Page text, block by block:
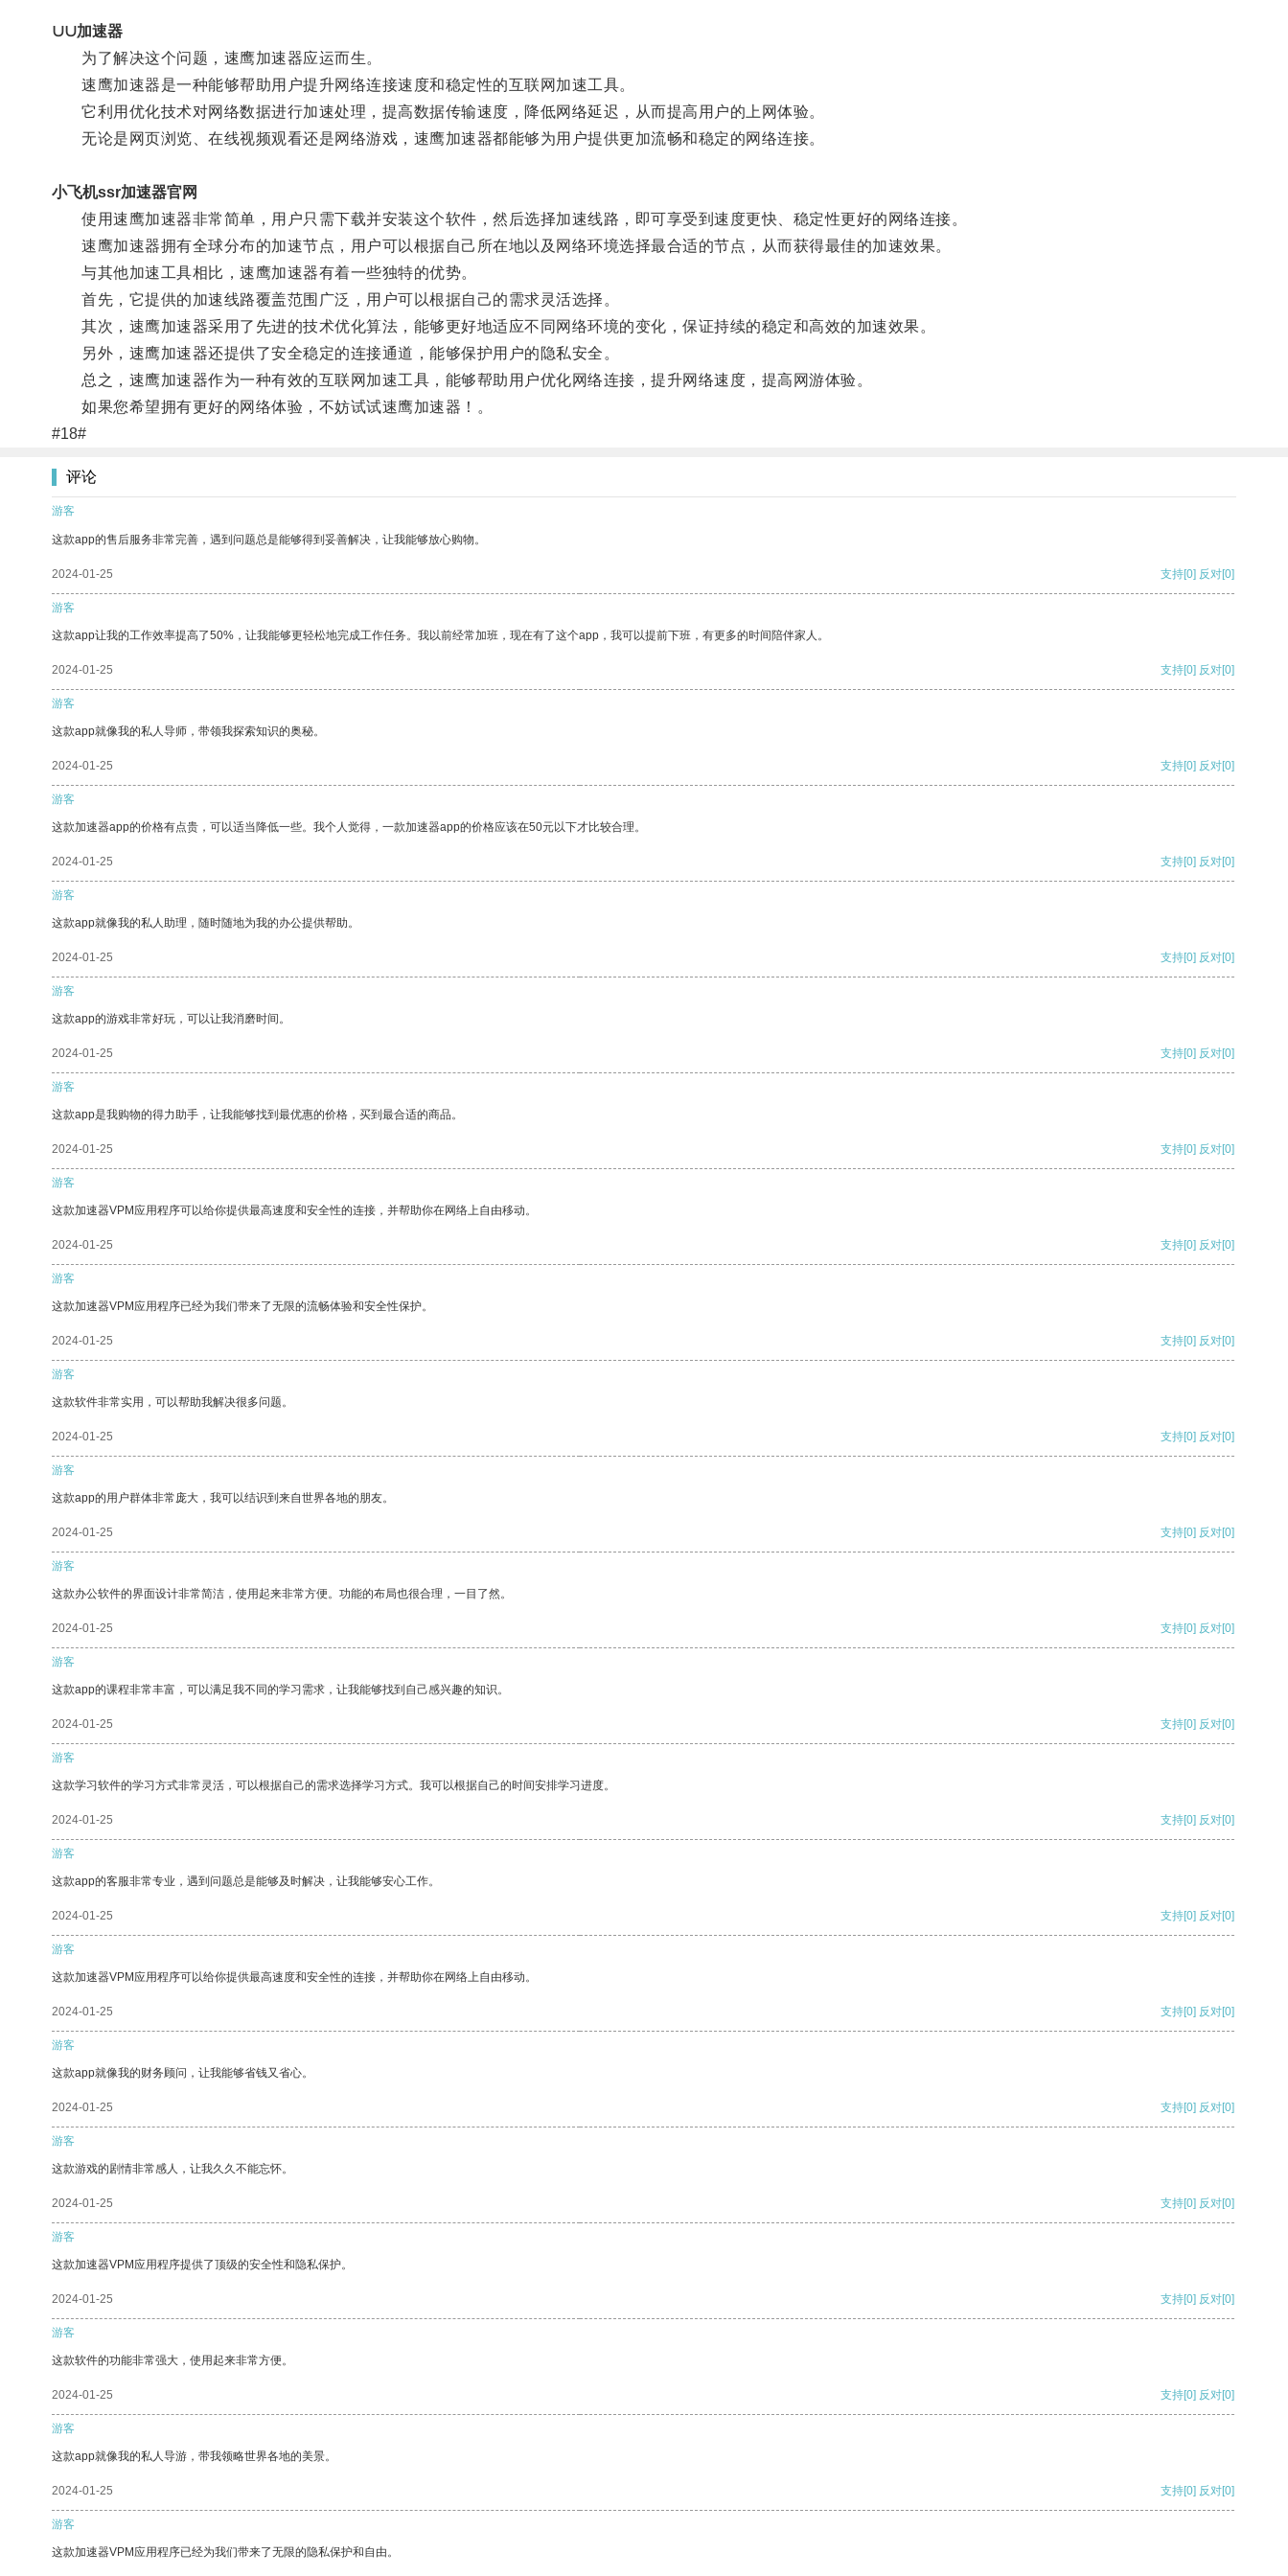
∪∪加速器
为了解决这个问题，速鹰加速器应运而生。
速鹰加速器是一种能够帮助用户提升网络连接速度和稳定性的互联网加速工具。
它利用优化技术对网络数据进行加速处理，提高数据传输速度，降低网络延迟，从而提高用户的上网体验。
无论是网页浏览、在线视频观看还是网络游戏，速鹰加速器都能够为用户提供更加流畅和稳定的网络连接。
小飞机ssr加速器官网
使用速鹰加速器非常简单，用户只需下载并安装这个软件，然后选择加速线路，即可享受到速度更快、稳定性更好的网络连接。
速鹰加速器拥有全球分布的加速节点，用户可以根据自己所在地以及网络环境选择最合适的节点，从而获得最佳的加速效果。
与其他加速工具相比，速鹰加速器有着一些独特的优势。
首先，它提供的加速线路覆盖范围广泛，用户可以根据自己的需求灵活选择。
其次，速鹰加速器采用了先进的技术优化算法，能够更好地适应不同网络环境的变化，保证持续的稳定和高效的加速效果。
另外，速鹰加速器还提供了安全稳定的连接通道，能够保护用户的隐私安全。
总之，速鹰加速器作为一种有效的互联网加速工具，能够帮助用户优化网络连接，提升网络速度，提高网游体验。
如果您希望拥有更好的网络体验，不妨试试速鹰加速器！。
#18#
评论
游客
这款app的售后服务非常完善，遇到问题总是能够得到妥善解决，让我能够放心购物。
2024-01-25 支持[0] 反对[0]
游客
这款app让我的工作效率提高了50%，让我能够更轻松地完成工作任务。我以前经常加班，现在有了这个app，我可以提前下班，有更多的时间陪伴家人。
2024-01-25 支持[0] 反对[0]
游客
这款app就像我的私人导师，带领我探索知识的奥秘。
2024-01-25 支持[0] 反对[0]
游客
这款加速器app的价格有点贵，可以适当降低一些。我个人觉得，一款加速器app的价格应该在50元以下才比较合理。
2024-01-25 支持[0] 反对[0]
游客
这款app就像我的私人助理，随时随地为我的办公提供帮助。
2024-01-25 支持[0] 反对[0]
游客
这款app的游戏非常好玩，可以让我消磨时间。
2024-01-25 支持[0] 反对[0]
游客
这款app是我购物的得力助手，让我能够找到最优惠的价格，买到最合适的商品。
2024-01-25 支持[0] 反对[0]
游客
这款加速器VPM应用程序可以给你提供最高速度和安全性的连接，并帮助你在网络上自由移动。
2024-01-25 支持[0] 反对[0]
游客
这款加速器VPM应用程序已经为我们带来了无限的流畅体验和安全性保护。
2024-01-25 支持[0] 反对[0]
游客
这款软件非常实用，可以帮助我解决很多问题。
2024-01-25 支持[0] 反对[0]
游客
这款app的用户群体非常庞大，我可以结识到来自世界各地的朋友。
2024-01-25 支持[0] 反对[0]
游客
这款办公软件的界面设计非常简洁，使用起来非常方便。功能的布局也很合理，一目了然。
2024-01-25 支持[0] 反对[0]
游客
这款app的课程非常丰富，可以满足我不同的学习需求，让我能够找到自己感兴趣的知识。
2024-01-25 支持[0] 反对[0]
游客
这款学习软件的学习方式非常灵活，可以根据自己的需求选择学习方式。我可以根据自己的时间安排学习进度。
2024-01-25 支持[0] 反对[0]
游客
这款app的客服非常专业，遇到问题总是能够及时解决，让我能够安心工作。
2024-01-25 支持[0] 反对[0]
游客
这款加速器VPM应用程序可以给你提供最高速度和安全性的连接，并帮助你在网络上自由移动。
2024-01-25 支持[0] 反对[0]
游客
这款app就像我的财务顾问，让我能够省钱又省心。
2024-01-25 支持[0] 反对[0]
游客
这款游戏的剧情非常感人，让我久久不能忘怀。
2024-01-25 支持[0] 反对[0]
游客
这款加速器VPM应用程序提供了顶级的安全性和隐私保护。
2024-01-25 支持[0] 反对[0]
游客
这款软件的功能非常强大，使用起来非常方便。
2024-01-25 支持[0] 反对[0]
游客
这款app就像我的私人导游，带我领略世界各地的美景。
2024-01-25 支持[0] 反对[0]
游客
这款加速器VPM应用程序已经为我们带来了无限的隐私保护和自由。